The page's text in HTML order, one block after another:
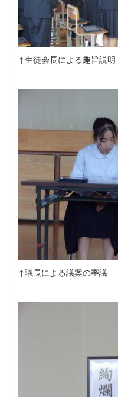
↑生徒会長による趣旨説明
↑議長による議案の審議